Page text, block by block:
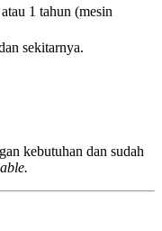
1 tahun (mesin
sekitarnya.
kebutuhan dan sudah